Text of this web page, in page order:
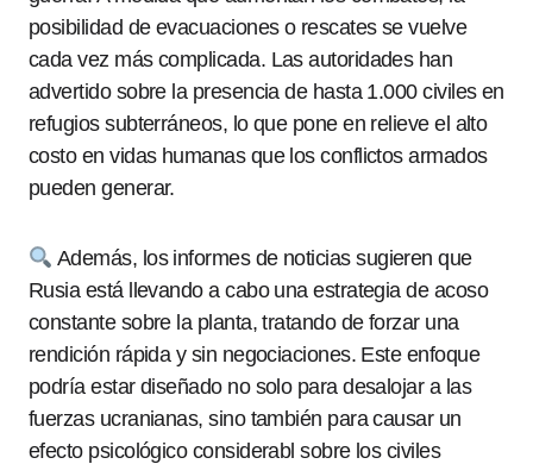
posibilidad de evacuaciones o rescates se vuelve
cada vez más complicada. Las autoridades han
advertido sobre la presencia de hasta 1.000 civiles en
refugios subterráneos, lo que pone en relieve el alto
costo en vidas humanas que los conflictos armados
pueden generar.
Además, los informes de noticias sugieren que
Rusia está llevando a cabo una estrategia de acoso
constante sobre la planta, tratando de forzar una
rendición rápida y sin negociaciones. Este enfoque
podría estar diseñado no solo para desalojar a las
fuerzas ucranianas, sino también para causar un
efecto psicológico considerabl sobre los civiles